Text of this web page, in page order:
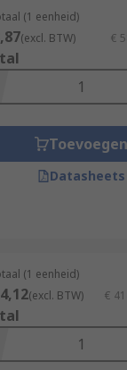
(1 eenheid)
(excl. BTW) €
Toevoegen
Datasheets
(1 eenheid)
(excl. BTW) €